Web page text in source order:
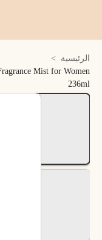
الرئيسية >
Mist for Women
236ml